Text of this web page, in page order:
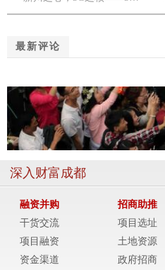
最新评论
深入财富成都
融资并购
干货交流
项目融资
资金渠道
招商助推
项目选址
土地资源
政府招商